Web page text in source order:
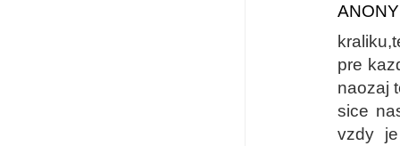
pre
naozaj
sice
vzdy